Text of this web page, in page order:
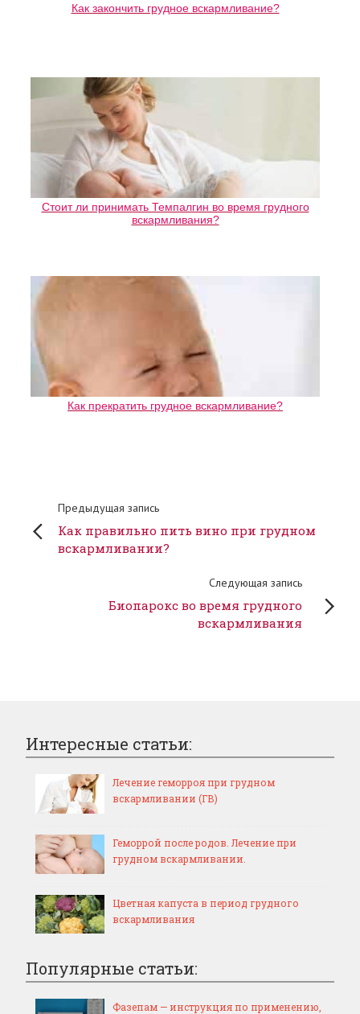
Как закончить грудное вскармливание?
Стоит ли принимать Темпалгин во время грудного
вскармливания?
Как прекратить грудное вскармливание?
Предыдущая запись
Как правильно пить вино при грудном
вскармливании?
Следующая запись
Биопарокс во время грудного
вскармливания
Интересные статьи:
Лечение геморроя при грудном
вскармливании (ГВ)
Геморрой после родов. Лечение при
грудном вскармливании.
Цветная капуста в период грудного
вскармливания
Популярные статьи:
Фазепам — инструкция по применению,